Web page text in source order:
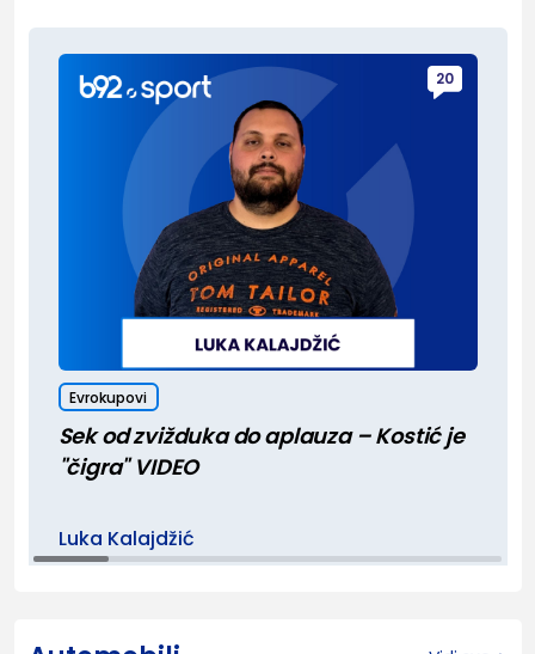
20
Evrokupovi
Sek od zvižduka do aplauza – Kostić je
"čigra" VIDEO
Luka Kalajdžić